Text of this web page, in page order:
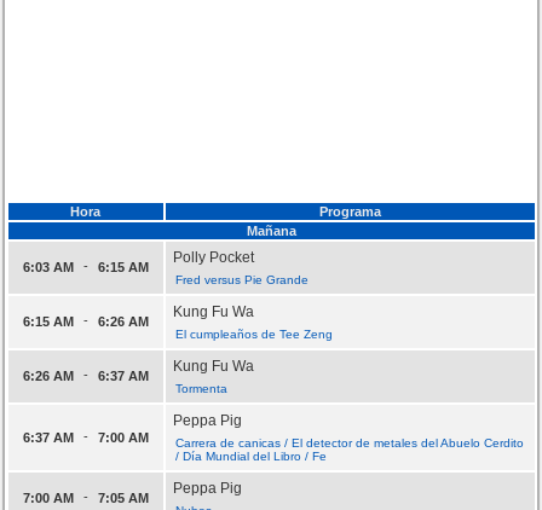
Hora
Programa
Mañana
6:03 AM - 6:15 AM
Polly Pocket
Fred versus Pie Grande
6:15 AM - 6:26 AM
Kung Fu Wa
El cumpleaños de Tee Zeng
6:26 AM - 6:37 AM
Kung Fu Wa
Tormenta
6:37 AM - 7:00 AM
Peppa Pig
Carrera de canicas / El detector de metales del Abuelo Cerdito
/ Día Mundial del Libro / Fe
7:00 AM - 7:05 AM
Peppa Pig